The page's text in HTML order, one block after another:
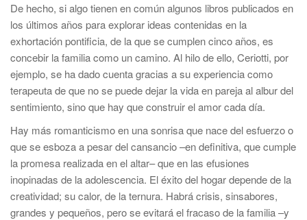
De hecho, si algo tienen en común algunos libros publicados en
los últimos años para explorar ideas contenidas en la
exhortación pontificia, de la que se cumplen cinco años, es
concebir la familia como un camino. Al hilo de ello, Ceriotti, por
ejemplo, se ha dado cuenta gracias a su experiencia como
terapeuta de que no se puede dejar la vida en pareja al albur del
sentimiento, sino que hay que construir el amor cada día.
Hay más romanticismo en una sonrisa que nace del esfuerzo o
que se esboza a pesar del cansancio –en definitiva, que cumple
la promesa realizada en el altar– que en las efusiones
inopinadas de la adolescencia. El éxito del hogar depende de la
creatividad; su calor, de la ternura. Habrá crisis, sinsabores,
grandes y pequeños, pero se evitará el fracaso de la familia –y